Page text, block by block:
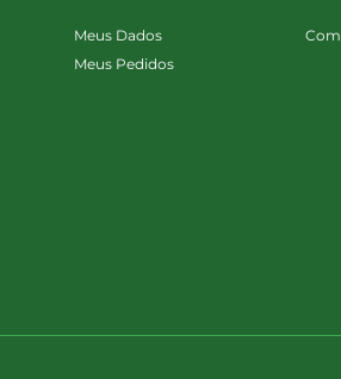
Meus Dados
Meus Pedidos